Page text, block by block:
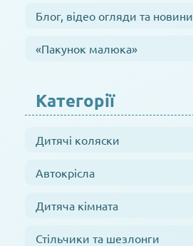
Блог, відео огляди та новини
«Пакунок малюка»
Категорії
Дитячі коляски
Автокрісла
Дитяча кімната
Стільчики та шезлонги